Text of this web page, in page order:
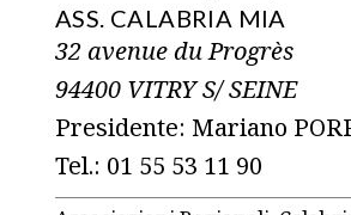
ASS. CALABRIA MIA
32 avenue du Progrès
94400 VITRY S/ SEINE
Presidente: Mariano
Tel.: 01 55 53 11 90